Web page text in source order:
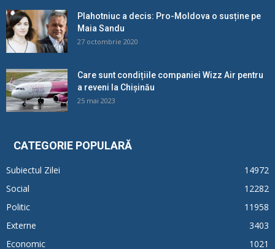
Plahotniuc a decis: Pro-Moldova o susține pe
Maia Sandu
27 octombrie 2020
Care sunt condițiile companiei Wizz Air pentru
a reveni la Chișinău
25 mai 2023
CATEGORIE POPULARĂ
Subiectul Zilei
14972
Social
12282
Politic
11958
Externe
3403
Economic
1021